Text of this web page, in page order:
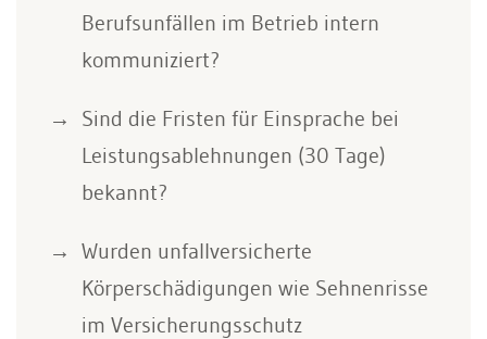
Berufsunfällen im Betrieb intern
kommuniziert?
Sind die Fristen für Einsprache bei
Leistungsablehnungen (30 Tage)
bekannt?
Wurden unfallversicherte
Körperschädigungen wie Sehnenrisse
im Versicherungsschutz